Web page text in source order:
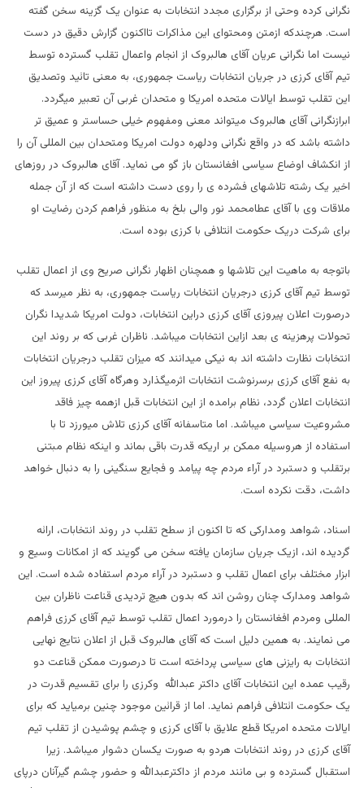
نگرانی کرده وحتی از برگزاری مجدد انتخابات به عنوان یک گزینه سخن گفته
است. هرچندکه ازمتن ومحتوای این مذاکرات تااکنون گزارش دقیق در دست
نیست اما نگرانی عریان آقای هالبروک از انجام واعمال تقلب گسترده توسط
تیم آقای کرزی در جریان انتخابات ریاست جمهوری، به معنی تائید وتصدیق
این تقلب توسط ایالات متحده امریکا و متحدان غربی آن تعبیر میگردد.
ابرازنگرانی آقای هالبروک میتواند معنی ومفهوم خیلی حساستر و عمیق تر
داشته باشد که در واقع نگرانی ودلهره دولت امریکا ومتحدان بین المللی آن را
از انکشاف اوضاع سیاسی افغانستان باز گو می نماید. آقای هالبروک در روزهای
اخیر یک رشته تلاشهای فشرده ی را روی دست داشته است که از آن جمله
ملاقات وی با آقای عطامحمد نور والی بلخ به منظور فراهم کردن رضایت او
برای شرکت دریک حکومت ائتلافی با کرزی بوده است.
باتوجه به ماهیت این تلاشها و همچنان اظهار نگرانی صریح وی از اعمال تقلب
توسط تیم آقای کرزی درجریان انتخابات ریاست جمهوری، به نظر میرسد که
درصورت اعلان پیروزی آقای کرزی دراین انتخابات، دولت امریکا شدیدا نگران
تحولات پرهزینه ی بعد ازاین انتخابات میباشد. ناظران غربی که بر روند این
انتخابات نظارت داشته اند به نیکی میدانند که میزان تقلب درجریان انتخابات
به نفع آقای کرزی برسرنوشت انتخابات اثرمیگذارد وهرگاه آقای کرزی پیروز این
انتخابات اعلان گردد، نظام برامده از این انتخابات قبل ازهمه چیز فاقد
مشروعیت سیاسی میباشد. اما متاسفانه آقای کرزی تلاش میورزد تا با
استفاده از هروسیله ممکن بر اریکه قدرت باقی بماند و اینکه نظام مبتنی
برتقلب و دستبرد در آراء مردم چه پیامد و فجایع سنگینی را به دنبال خواهد
داشت، دقت نکرده است.
اسناد، شواهد ومدارکی که تا اکنون از سطح تقلب در روند انتخابات، ارائه
گردیده اند، ازیک جریان سازمان یافته سخن می گویند که از امکانات وسیع و
ابزار مختلف برای اعمال تقلب و دستبرد در آراء مردم استفاده شده است. این
شواهد ومدارک چنان روشن اند که بدون هیچ تردیدی قناعت ناظران بین
المللی ومردم افغانستان را درمورد اعمال تقلب توسط تیم آقای کرزی فراهم
می نمایند. به همین دلیل است که آقای هالبروک قبل از اعلان نتایج نهایی
انتخابات به رایزنی های سیاسی پرداخته است تا درصورت ممکن قناعت دو
رقیب عمده این انتخابات آقای داکتر عبدالله وکرزی را برای تقسیم قدرت در
یک حکومت ائتلافی فراهم نماید. اما از قرائین موجود چنین برمیاید که برای
ایالات متحده امریکا قطع علایق با آقای کرزی و چشم پوشیدن از تقلب تیم
آقای کرزی در روند انتخابات هردو به صورت یکسان دشوار میباشد. زیرا
استقبال گسترده و بی مانند مردم از داکترعبدالله و حضور چشم گیرآنان درپای